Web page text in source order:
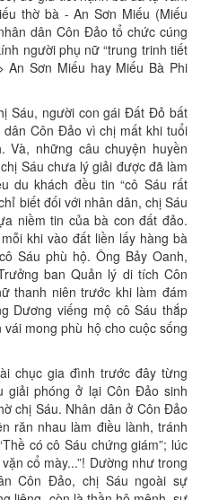
thờ bà - An Sơn Miếu (Miếu
dân Côn Đảo tổ chức cúng
người phụ nữ “trung trinh tiết
An Sơn Miếu hay Miếu Bà Phi
Sáu, người con gái Đất Đỏ bất
Côn Đảo vì chị mất khi tuổi
những câu chuyện huyền
Sáu chưa lý giải được đã làm
du khách đều tin “cô Sáu rất
biết đối với nhân dân, chị Sáu
niềm tin của bà con đất đảo.
khi vào đất liền lấy hàng bà
Sáu phù hộ. Ông Bảy Oanh,
ban Quản lý di tích Côn
thanh niên trước khi làm đám
Dương viếng mộ cô Sáu thắp
mong phù hộ cho cuộc sống
chục gia đình trước đây từng
giải phóng ở lại Côn Đảo sinh
chị Sáu. Nhân dân ở Côn Đảo
răn nhau làm điều lành, tránh
có cô Sáu chứng giám”; lúc
cổ mày...”! Dường như trong
Côn Đảo, chị Sáu ngoài sự